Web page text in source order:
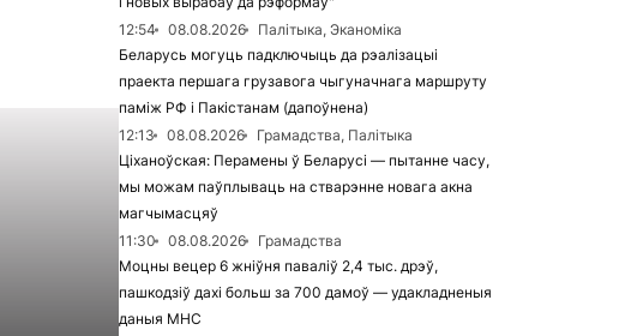
12:54
08.08.2026
Палітыка, Эканоміка
Беларусь могуць падключыць да рэалізацыі
праекта першага грузавога чыгуначнага маршруту
паміж РФ і Пакістанам (дапоўнена)
12:13
08.08.2026
Грамадства, Палітыка
Ціханоўская: Перамены ў Беларусі — пытанне часу,
мы можам паўплываць на стварэнне новага акна
магчымасцяў
11:30
08.08.2026
Грамадства
Моцны вецер 6 жніўня паваліў 2,4 тыс. дрэў,
пашкодзіў дахі больш за 700 дамоў — удакладненыя
даныя МНС